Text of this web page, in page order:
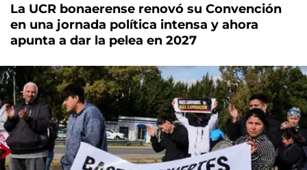
La UCR bonaerense renovó su Convención
en una jornada política intensa y ahora
apunta a dar la pelea en 2027